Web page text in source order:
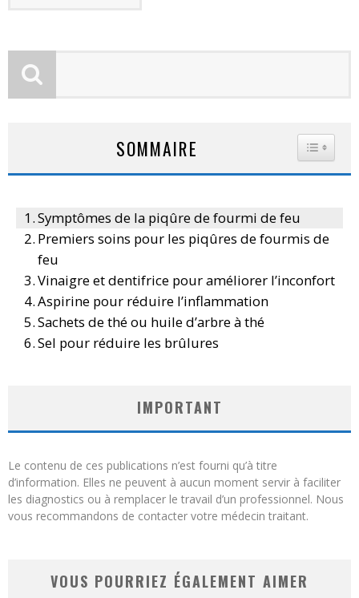
SOMMAIRE
Symptômes de la piqûre de fourmi de feu
Premiers soins pour les piqûres de fourmis de
feu
Vinaigre et dentifrice pour améliorer l’inconfort
Aspirine pour réduire l’inflammation
Sachets de thé ou huile d’arbre à thé
Sel pour réduire les brûlures
IMPORTANT
Le contenu de ces publications n’est fourni qu’à titre
d’information. Elles ne peuvent à aucun moment servir à faciliter
les diagnostics ou à remplacer le travail d’un professionnel. Nous
vous recommandons de contacter votre médecin traitant.
VOUS POURRIEZ ÉGALEMENT AIMER